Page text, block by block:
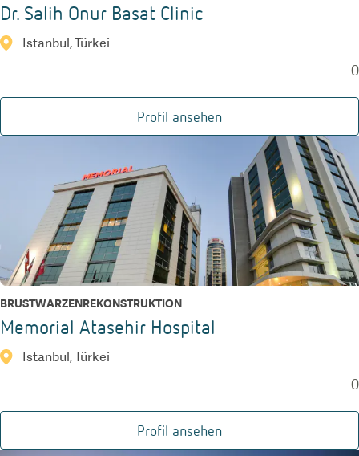
Dr. Salih Onur Basat Clinic
Istanbul, Türkei
0
Profil ansehen
BRUSTWARZENREKONSTRUKTION
Memorial Atasehir Hospital
Istanbul, Türkei
0
Profil ansehen